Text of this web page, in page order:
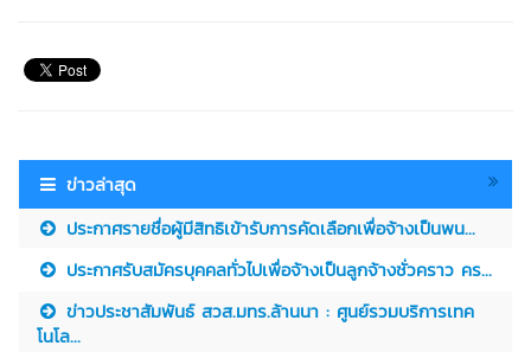
ข่าวล่าสุด
ประกาศรายชื่อผู้มีสิทธิเข้ารับการคัดเลือกเพื่อจ้างเป็นพน...
ประกาศรับสมัครบุคคลทั่วไปเพื่อจ้างเป็นลูกจ้างชั่วคราว คร...
ข่าวประชาสัมพันธ์ สวส.มทร.ล้านนา : ศูนย์รวมบริการเทค
โนโล...